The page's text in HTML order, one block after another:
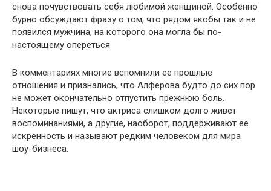
снова почувствовать себя любимой женщиной. Особенно
бурно обсуждают фразу о том, что рядом якобы так и не
появился мужчина, на которого она могла бы по-
настоящему опереться.
В комментариях многие вспомнили ее прошлые
отношения и признались, что Алферова будто до сих пор
не может окончательно отпустить прежнюю боль.
Некоторые пишут, что актриса слишком долго живет
воспоминаниями, а другие, наоборот, поддерживают ее
искренность и называют редким человеком для мира
шоу-бизнеса.